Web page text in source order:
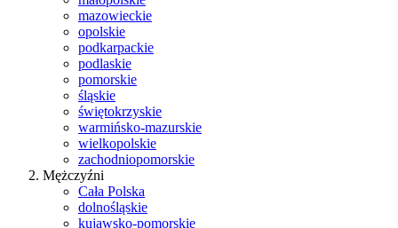
mazowieckie
opolskie
podkarpackie
podlaskie
pomorskie
śląskie
świętokrzyskie
warmińsko-mazurskie
wielkopolskie
zachodniopomorskie
Mężczyźni
Cała Polska
dolnośląskie
kujawsko-pomorskie